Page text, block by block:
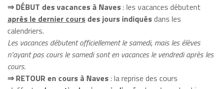
⇒ DÉBUT des vacances à Naves: les vacances débutent
après le dernier cours des jours indiquésdans les
calendriers.
Les vacances débutent officiellement le samedi, mais les élèves
n'ayant pas cours le samedi sont en vacances le vendredi après les
cours.
⇒ RETOUR en cours à Naves: la reprise des cours